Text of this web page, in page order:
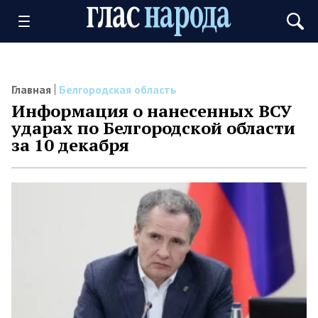
Главная Белгородская область
Информация о нанесенных ВСУ
ударах по Белгородской области
за 10 декабря